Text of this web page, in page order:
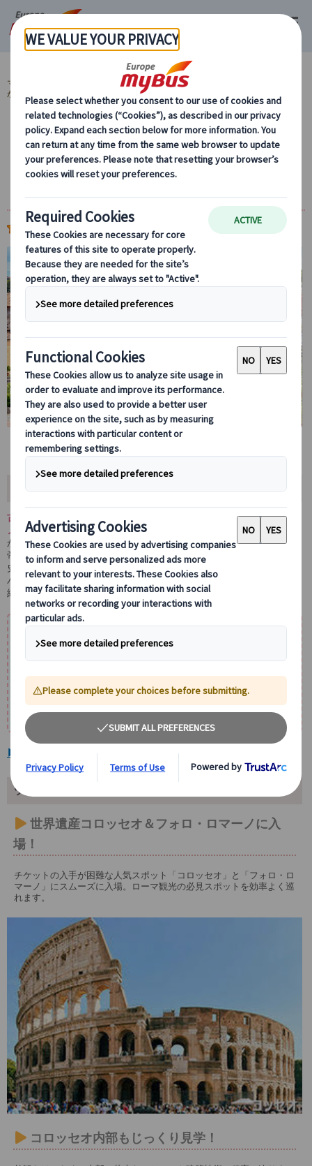
マイバス・ヨーロッパ イタリア (45) ローマ (31)
が最安値！夏旅応援キャンペーン (4)
世界遺産コロッセオ・フォロ・ロマーノ入場
チケット付き｜アレーナ入場・馬車散策プラ
5.0 (2件
15%
OFF
ツアー内容
古代ローマを象徴する世界遺産「コロッセオ」と「フォロ・ロマー
ノ」を見学する入場チケット付きツアーです。
かつてローマ帝国の中心として栄えたフォロ・ロマーノや、歴代皇
帝の宮殿跡が残るパラティーノの丘を巡りながら、古代ローマの歴
史を体感いただけます。
パラティーノの丘からは、フォロ・ロマーノやローマ市内を見渡す
絶景もお楽しみください。
✨選べるプラン✨
⚔️アレーナ（舞台）入場付きプラン
かつて剣闘士(グラディエーター)が戦ったアレーナ(舞台)に立ち、コ
ロッセオを見上げる特別な体験をお楽しみいただけます。
🐎馬車散策付きプラン
観光後は馬車でローマ中心部を巡り、歴史ある街並みを優雅にお楽
しみいただけます。
▶コロッセオの見どころ・詳細はこちら
ツアーポイント
世界遺産コロッセオ＆フォロ・ロマーノに入
場！
チケットの入手が困難な人気スポット「コロッセオ」と「フォロ・ロ
マーノ」にスムーズに入場。ローマ観光の必見スポットを効率よく巡
れます。
コロッセオ内部もじっくり見学！